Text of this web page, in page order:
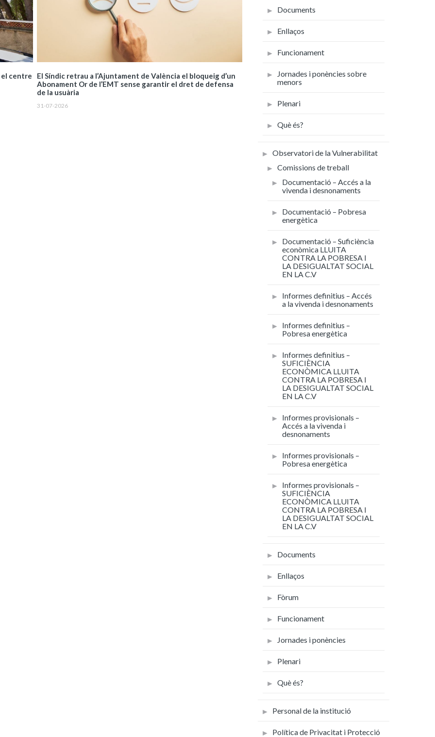
el centre
El Síndic retrau a l’Ajuntament de València el bloqueig d’un
Abonament Or de l’EMT sense garantir el dret de defensa
de la usuària
31-07-2026
Documents
Enllaços
Funcionament
Jornades i ponències sobre
menors
Plenari
Què és?
Observatori de la Vulnerabilitat
Comissions de treball
Documentació – Accés a la
vivenda i desnonaments
Documentació – Pobresa
energètica
Documentació – Suficiència
econòmica LLUITA
CONTRA LA POBRESA I
LA DESIGUALTAT SOCIAL
EN LA C.V
Informes definitius – Accés
a la vivenda i desnonaments
Informes definitius –
Pobresa energètica
Informes definitius –
SUFICIÈNCIA
ECONÒMICA LLUITA
CONTRA LA POBRESA I
LA DESIGUALTAT SOCIAL
EN LA C.V
Informes provisionals –
Accés a la vivenda i
desnonaments
Informes provisionals –
Pobresa energètica
Informes provisionals –
SUFICIÈNCIA
ECONÒMICA LLUITA
CONTRA LA POBRESA I
LA DESIGUALTAT SOCIAL
EN LA C.V
Documents
Enllaços
Fòrum
Funcionament
Jornades i ponències
Plenari
Què és?
Personal de la institució
Política de Privacitat i Protecció